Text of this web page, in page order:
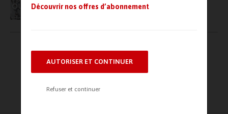
Découvrir nos offres d’abonnement
AUTORISER ET CONTINUER
Refuser et continuer
publications
← 1 2 3